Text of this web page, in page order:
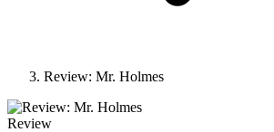
Review: Mr. Holmes
Review